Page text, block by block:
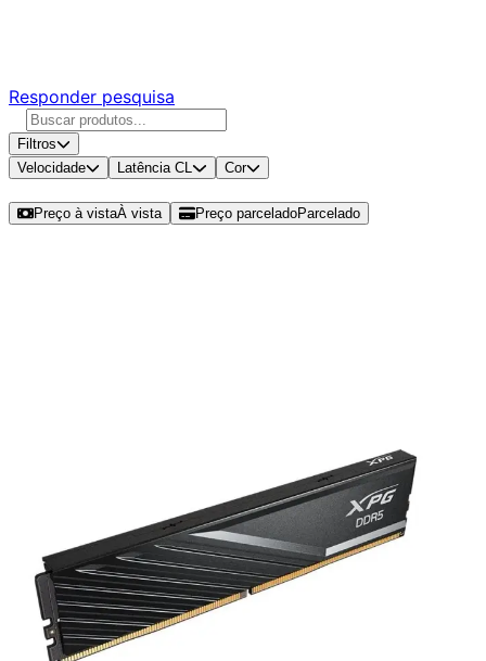
Responder pesquisa
Filtros
Velocidade
Latência CL Cor
Preço à vistaÀ vista Preço parceladoParcelado